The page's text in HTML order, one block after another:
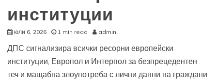
институции
юли 6, 2026 1 min read admin
ДПС сигнализира всички ресорни европейски
институции, Европол и Интерпол за безпрецедентен
теч и мащабна злоупотреба с лични данни на граждани